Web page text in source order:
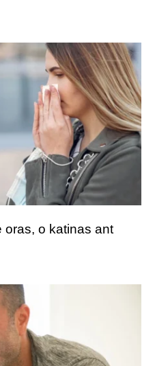
oras, o katinas ant